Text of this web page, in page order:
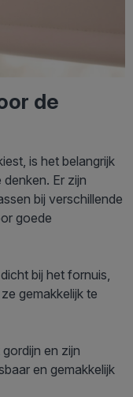
de
is het belangrijk
Er zijn
bij verschillende
goede
bij het fornuis,
gemakkelijk te
en zijn
en gemakkelijk